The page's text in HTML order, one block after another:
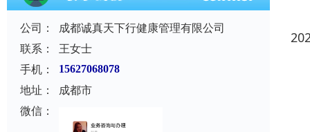
公司：
成都诚真天下行健康管理有限公司
联系：
王女士
手机：
15627068078
地址：
成都市
微信：